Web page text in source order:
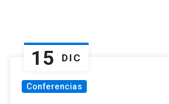
15 DIC
Conferencias